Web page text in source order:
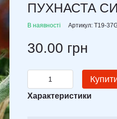
ПУХНАСТА
В наявності Артикул: T19-
30.00 грн
Характеристики